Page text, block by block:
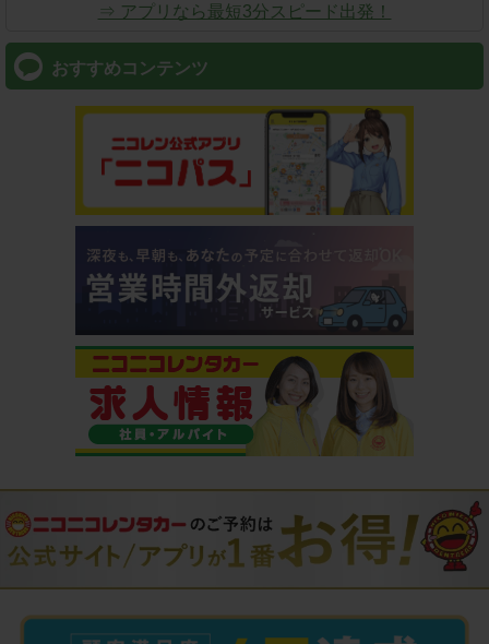
⇒ アプリなら最短3分スピード出発！
おすすめコンテンツ